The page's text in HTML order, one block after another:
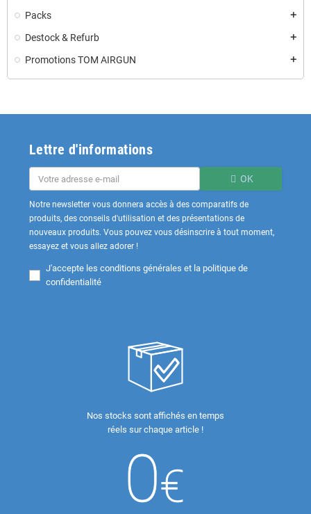
Packs add
Destock & Refurb add
Promotions TOM AIRGUN add
Lettre d'informations
OK
Notre newsletter vous donnera accès à des comparatifs de
produits, des conseils d'utilisation et des présentations de
nouveaux produits. Vous pouvez vous désinscrire à tout moment,
essayez et vous allez adorer !
J'accepte les conditions générales et la politique de
confidentialité
Nos stocks sont affichés en temps
réels sur chaque article !